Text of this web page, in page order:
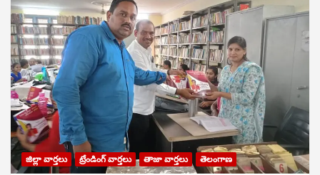
జిల్లా వార్తలు ట్రేండింగ్ వార్తలు తాజా వార్తలు తెలంగాణ